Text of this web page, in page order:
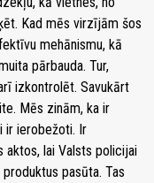
Kad mēs virzījām šos
mehānismu, kā
pārbauda. Tur,
izkontrolēt. Savukārt
Mēs zinām, ka ir
ir ierobežoti. Ir
lai Valsts policijai
pasūta. Tas